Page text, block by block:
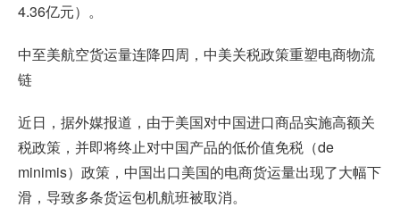
4.36亿元）。
中至美航空货运量连降四周，中美关税政策重塑电商物流
链
近日，据外媒报道，由于美国对中国进口商品实施高额关
税政策，并即将终止对中国产品的低价值免税（de
minimis）政策，中国出口美国的电商货运量出现了大幅下
滑，导致多条货运包机航班被取消。